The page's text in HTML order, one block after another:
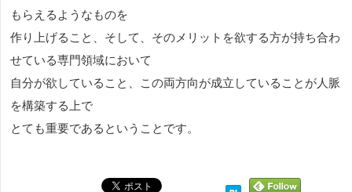
もらえるようなものを
作り上げること、そして、そのメリットを欲する方が持ち合わ
せている専門領域において
自分が欲していること、この両方向が成立していることが人脈
を構築する上で
とても重要であるということです。